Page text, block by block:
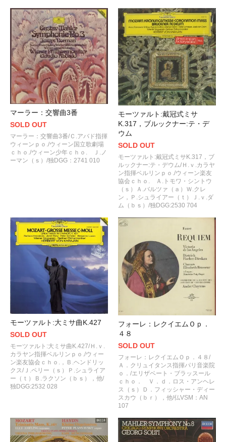
マーラー：交響曲3番
SOLD OUT
マーラー：交響曲3番/Ｃ.アバド指揮
ウィーンｐｏ./ウィーン国立歌劇場
ｃｈｏ./ウィーン少年ｃｈｏ. Ｊ.ノ
ーマン（ｓ）/独DGG：2741 010
モーツァルト:戴冠式ミサ
K.317，ブルックナー:テ・デ
ウム
SOLD OUT
モーツァルト:戴冠式ミサK.317，ブ
ルックナー:テ・デウム/Ｈ.ｖ.カラヤ
ン指揮ベルリンｐｏ./ウィーン楽友
協会ｃｈｏ. Ａ.トモワ・シントウ
（ｓ）Ａ.バルツァ（ａ）Ｗ.クレ
ン，Ｐ.シュライアー（ｔ）Ｊ.ｖ.ダ
ム（ｂｓ）/独DGG:2530 704
モーツァルト:大ミサ曲K.427
SOLD OUT
モーツァルト:大ミサ曲K.427/Ｈ.ｖ.
カラヤン指揮ベルリンｐｏ./ウィー
ン楽友協会ｃｈｏ.，Ｂ.ヘンドリッ
クス/Ｊ.ペリー（ｓ）Ｐ.シュライア
ー（ｔ）Ｂ.ラクソン（ｂｓ），他/
独DGG:2532 028
フォーレ：レクイエムＯｐ．
４８
SOLD OUT
フォーレ：レクイエムＯｐ．４８/
Ａ．クリュイタンス指揮パリ音楽院
ｏ．/エリザベート・ブラッスール
ｃｈｏ． Ｖ．ｄ．ロス・アンヘレ
ス（ｓ）Ｄ．フィッシャー・ディー
スカウ（ｂｒ），他/仏VSM：AN
107